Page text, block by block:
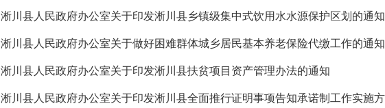
淅川县人民政府办公室关于印发淅川县乡镇级集中式饮用水水源保护区划的通知
淅川县人民政府办公室关于做好困难群体城乡居民基本养老保险代缴工作的通知
淅川县人民政府办公室关于印发淅川县扶贫项目资产管理办法的通知